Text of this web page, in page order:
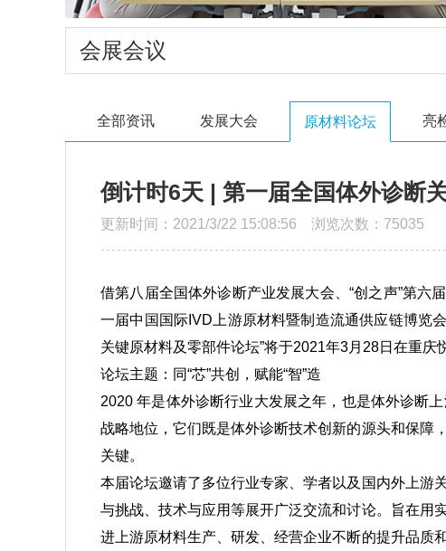
会展会议
全部资讯 发展大会 原材料论坛 亮
倒计时6天 | 第一届全国体外诊断
更新时间：2021/3/22 15:08:56 浏览次数：75035
借第八届全国体外诊断产业发展大会、“创之声”第
一届中国国际IVD上游原材料暨制造流通供应链博览
关键原材料及零部件论坛”将于2021年3月28日在重庆
论坛主题：同“芯”共创，赋能“智”造
2020 年是体外诊断行业大发展之年，也是体外诊断
战略地位，它们既是体外诊断技术创新的源头和保障
关键。
本届论坛邀请了多位行业专家、学者以及国内外上游
与挑战、技术与应用等展开广泛交流和讨论。旨在用
进上游原材料生产、研发、经营企业不断的提升品质